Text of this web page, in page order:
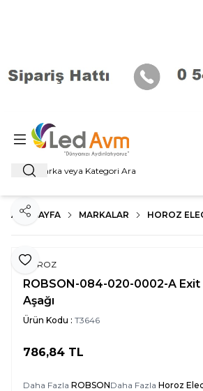
Ara
ANA SAYFA MARKALAR HOROZ
Favoriye Ekle
Paylaş
HOROZ
ROBSON-084-020-0002-A Exit
Aşağı
Ürün Kodu : T3646
786,84 TL
Daha Fazla ROBSONDaha Fazla Horoz